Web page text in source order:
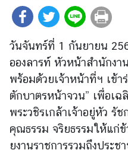
ร
ง
สุ
ล
ข่
า
ว
วันจันทร์ที่ 1 กันยายน
อองลารท์ หัวหน้าสำนักงา
พร้อมด้วยเจ้าหน้าที่ฯ เข้า
ตักบาตรหน้าจวน” เพื่อเฉ
พระวชิรเกล้าเจ้าอยู่หัว รัช
คุณธรรม จริยธรรมให้แก่
ยงานราชการรวมถึงประช